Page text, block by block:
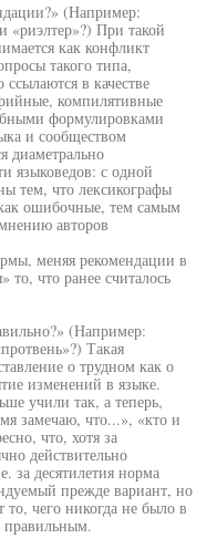
(Например:
«риэлтер»?) При такой
как конфликт
такого типа,
в качестве
компилятивные
формулировками
и сообществом
диаметрально
языковедов: с одной
тем, что лексикографы
ошибочные, тем самым
авторов
меняя рекомендации в
то, что ранее считалось
(Например:
Такая
о трудном как о
изменений в языке.
учили так, а теперь,
замечаю, что...», «кто и
что, хотя за
действительно
за десятилетия норма
прежде вариант, но
то, чего никогда не было в
правильным.